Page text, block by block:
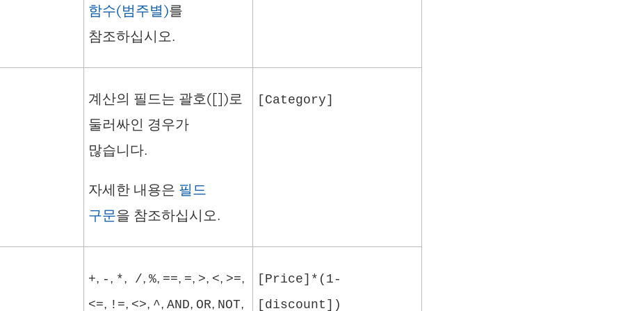
링
크
열
림
함수(범주별)를
참조하십시오.
계산의 필드는 괄호([])로
둘러싸인 경우가
많습니다.
자세한 내용은 필드
구문을 참조하십시오.
[Category]
+, - , *, /,%, ==, =, >, <, >=,
<=, !=, <>, ^,AND, OR, NOT,
[Price]*(1-
[discount])